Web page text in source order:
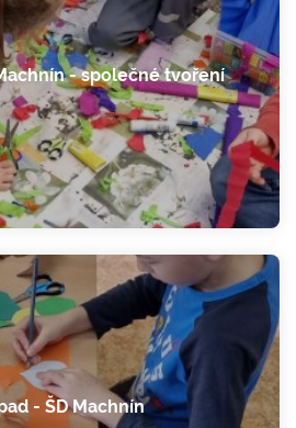
- společné tvoření
- ŠD Machnín